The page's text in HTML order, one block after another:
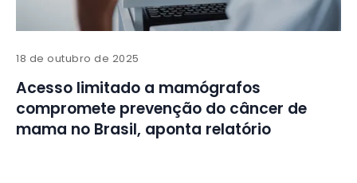
18 de outubro de 2025
Acesso limitado a mamógrafos
compromete prevenção do câncer de
mama no Brasil, aponta relatório